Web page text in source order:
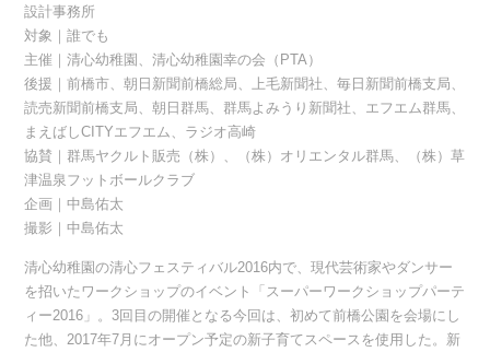
設計事務所
対象｜誰でも
主催｜清心幼稚園、清心幼稚園幸の会（PTA）
後援｜前橋市、朝日新聞前橋総局、上毛新聞社、毎日新聞前橋支局、
読売新聞前橋支局、朝日群馬、群馬よみうり新聞社、エフエム群馬、
まえばしCITYエフエム、ラジオ高崎
協賛｜群馬ヤクルト販売（株）、（株）オリエンタル群馬、（株）草
津温泉フットボールクラブ
企画｜中島佑太
撮影｜中島佑太
清心幼稚園の清心フェスティバル2016内で、現代芸術家やダンサー
を招いたワークショップのイベント「スーパーワークショップパーテ
ィー2016」。3回目の開催となる今回は、初めて前橋公園を会場にし
た他、2017年7月にオープン予定の新子育てスペースを使用した。新